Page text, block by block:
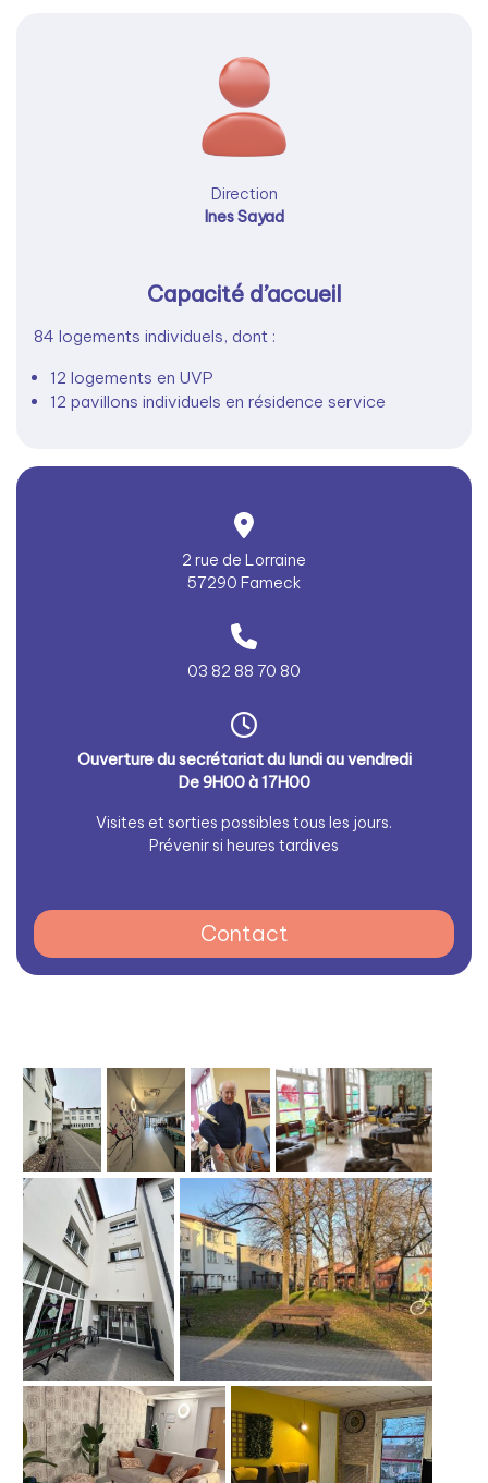
Direction
Ines Sayad
Capacité d’accueil
84 logements individuels, dont :
12 logements en UVP
12 pavillons individuels en résidence service
2 rue de Lorraine
57290 Fameck
03 82 88 70 80
Ouverture du secrétariat du lundi au vendredi
De 9H00 à 17H00
Visites et sorties possibles tous les jours.
Prévenir si heures tardives
Contact